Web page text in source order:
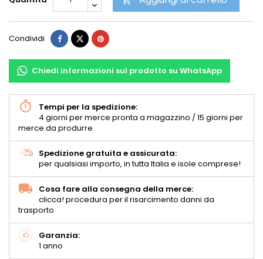
Condividi
Chiedi informazioni sul prodotto su WhatsApp
Tempi per la spedizione:
4 giorni per merce pronta a magazzino / 15 giorni per
merce da produrre
Spedizione gratuita e assicurata:
per qualsiasi importo, in tutta Italia e isole comprese!
Cosa fare alla consegna della merce:
clicca! procedura per il risarcimento danni da
trasporto
Garanzia:
1 anno